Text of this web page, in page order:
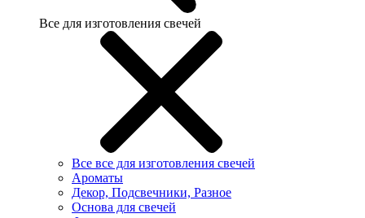
Все для изготовления свечей
Все все для изготовления свечей
Ароматы
Декор, Подсвечники, Разное
Основа для свечей